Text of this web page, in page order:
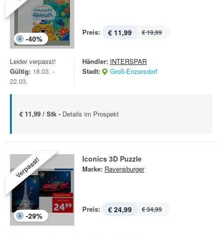
-40%
Preis: € 11,99 € 19,99
Leider verpasst!
Gültig: 18.03. -
22.03.
Händler: INTERSPAR
Stadt:
Groß-Enzersdorf
€ 11,99 / Stk - Details im Prospekt
Verpasst!
-29%
Iconics 3D Puzzle
Marke: Ravensburger
Preis: € 24,99 € 34,99